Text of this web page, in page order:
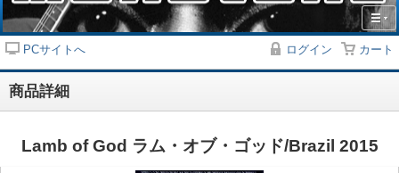
PCサイトへ ログイン カート
商品詳細
Lamb of God ラム・オブ・ゴッド/Brazil 2015